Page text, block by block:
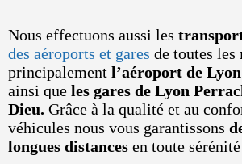
Nous effectuons aussi les
des aéroports et gares de toutes les
principalement l’aéroport de
ainsi que les gares de Lyon
Dieu. Grâce à la qualité et au
véhicules nous vous garantissons
longues distances en toute